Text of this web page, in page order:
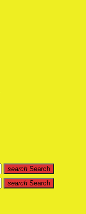
search Search
search Search